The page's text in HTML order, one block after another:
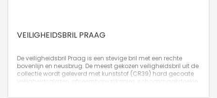
VEILIGHEIDSBRIL PRAAG
De veiligheidsbril Praag is een stevige bril met een rechte
bovenlijn en neusbrug. De meest gekozen veiligheidsbril uit de
collectie wordt geleverd met kunststof (CR39) hard gecoate
veiligheidsglazen, afneembare zijkapjes, schoonmaakdoekje